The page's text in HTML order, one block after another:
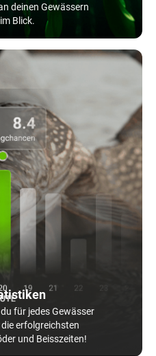
deinen Gewässern
Blick.
für jedes Gewässer
erfolgreichsten
und Beisszeiten!